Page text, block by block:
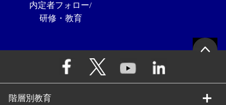
内定者フォロー/
研修・教育
階層別教育